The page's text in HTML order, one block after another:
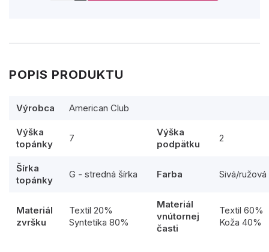
POPIS PRODUKTU
Výrobca American Club
Výška
topánky
7
Výška
podpätku
2
Šírka
topánky
G - stredná šírka Farba Sivá/ružová
Materiál
zvršku
Textil 20%
Syntetika 80%
Materiál
vnútornej
časti
Textil 60%
Koža 40%